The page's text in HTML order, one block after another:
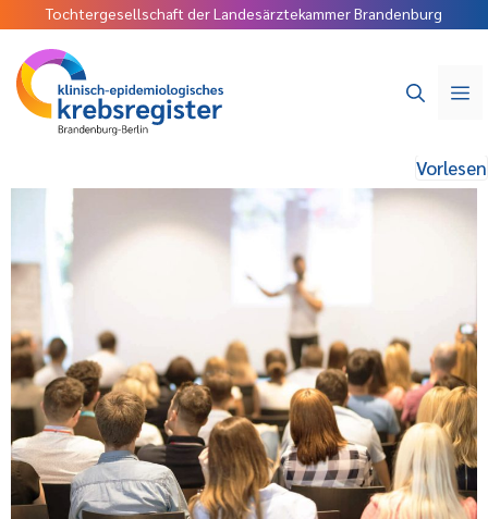
Tochtergesellschaft der Landesärztekammer Brandenburg
Vorlesen